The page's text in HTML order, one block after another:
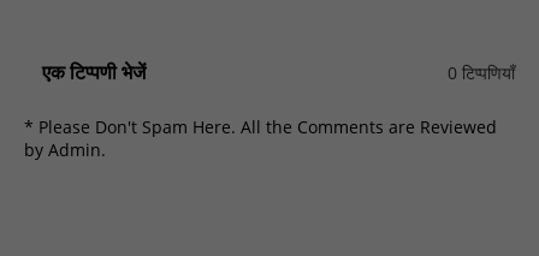
एक टिप्पणी भेजें 0 टिप्पणियाँ
* Please Don't Spam Here. All the Comments are Reviewed
by Admin.